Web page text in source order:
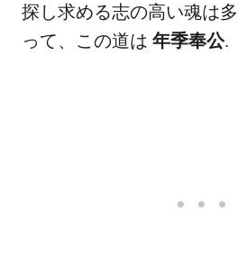
探し求める志の高い魂は
って、この道は 年季奉公.